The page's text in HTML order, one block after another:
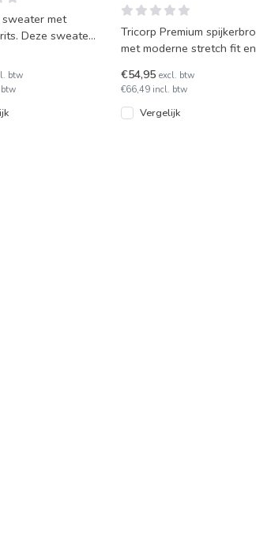
met
Deze sweater
kleuren le
btw
Tricorp Premium
met moderne stretch fit en
Leverbaar in jeansmaten
€54,95 excl. btw
€66,49 incl. btw
Vergelijk